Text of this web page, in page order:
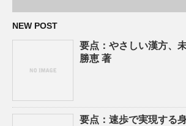
NEW POST
要点：やさしい漢方、
勝恵 著
要点：速歩で実現する